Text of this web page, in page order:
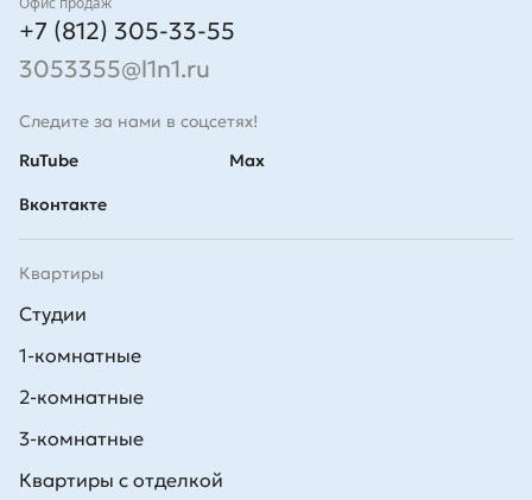
Офис продаж
+7 (812) 305-33-55
3053355@l1n1.ru
Следите за нами в соцсетях!
RuTube
Вконтакте
Max
Квартиры
Студии
1-комнатные
2-комнатные
3-комнатные
Квартиры с отделкой